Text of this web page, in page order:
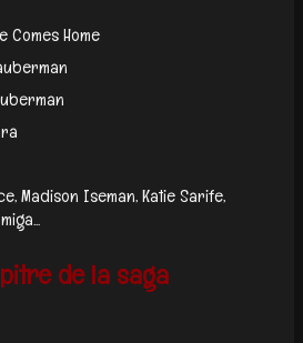
Comes Home
Madison Iseman, Katie Sarife,
de la saga